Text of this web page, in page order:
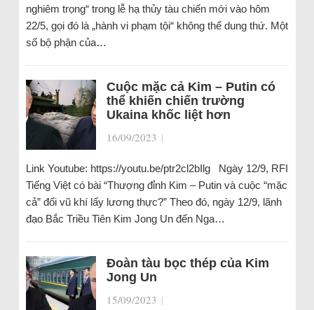
nghiêm trọng“ trong lễ hạ thủy tàu chiến mới vào hôm
22/5, gọi đó là „hành vi phạm tội“ không thể dung thứ. Một
số bộ phận của…
Cuộc mặc cả Kim – Putin có
thể khiến chiến trường
Ukaina khốc liệt hơn
16/09/2023 |
Link Youtube: https://youtu.be/ptr2cl2bIlg Ngày 12/9, RFI
Tiếng Việt có bài “Thượng đỉnh Kim – Putin và cuộc “mặc
cả” đổi vũ khí lấy lương thực?” Theo đó, ngày 12/9, lãnh
đạo Bắc Triều Tiên Kim Jong Un đến Nga…
Đoàn tàu bọc thép của Kim
Jong Un
15/09/2023 |